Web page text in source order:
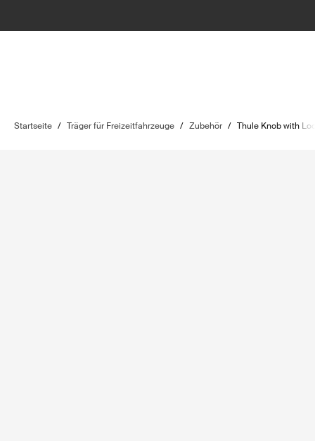
Startseite / Träger für Freizeitfahrzeuge / Zubehör / Thule Knob with